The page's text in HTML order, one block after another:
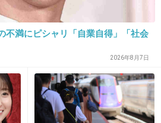
悪いけど、これからは起
ファンがいると考えられる
。
+633
不満にピシャリ「自業自得」「社会
2026年8月7日